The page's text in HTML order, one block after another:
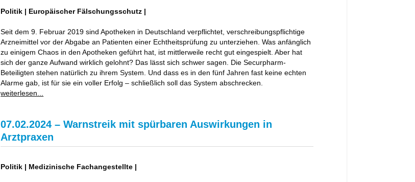
Politik | Europäischer Fälschungsschutz |
Seit dem 9. Februar 2019 sind Apotheken in Deutschland verpflichtet, verschreibungspflichtige
Arzneimittel vor der Abgabe an Patienten einer Echtheitsprüfung zu unterziehen. Was anfänglich
zu einigem Chaos in den Apotheken geführt hat, ist mittlerweile recht gut eingespielt. Aber hat
sich der ganze Aufwand wirklich gelohnt? Das lässt sich schwer sagen. Die Securpharm-
Beteiligten stehen natürlich zu ihrem System. Und dass es in den fünf Jahren fast keine echten
Alarme gab, ist für sie ein voller Erfolg – schließlich soll das System abschrecken.
weiterlesen...
07.02.2024 – Warnstreik mit spürbaren Auswirkungen in
Arztpraxen
Politik | Medizinische Fachangestellte |